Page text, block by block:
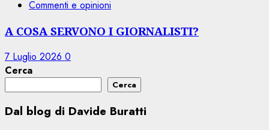
Commenti e opinioni
A COSA SERVONO I GIORNALISTI?
7 Luglio 2026 0
Cerca
Cerca
Dal blog di Davide Buratti